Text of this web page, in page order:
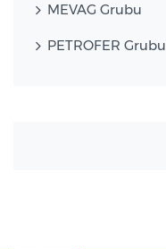
MEVAG Grubu
PETROFER Grubu